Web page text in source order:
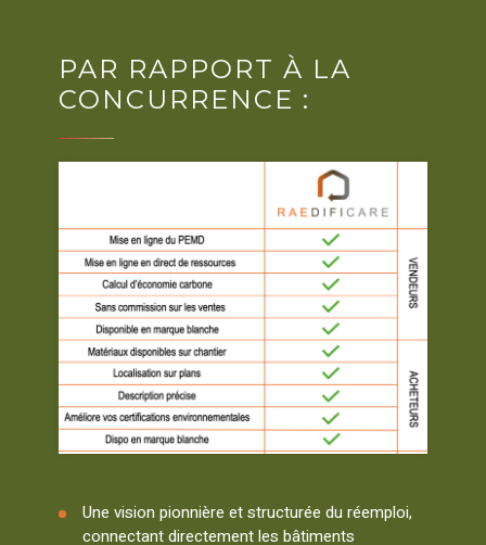
PAR RAPPORT À LA
CONCURRENCE :
Une vision pionnière et structurée du réemploi,
connectant directement les bâtiments